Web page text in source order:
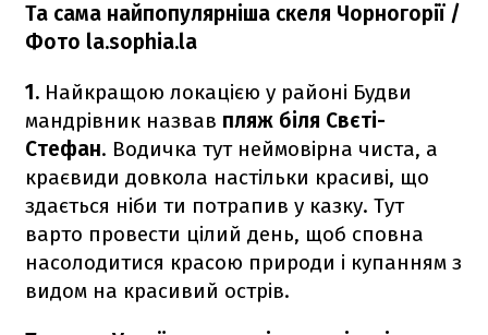
Та сама найпопулярніша скеля Чорногорії /
Фото la.sophia.la
1. Найкращою локацією у районі Будви
мандрівник назвав пляж біля Свєті-
Стефан. Водичка тут неймовірна чиста, а
краєвиди довкола настільки красиві, що
здається ніби ти потрапив у казку. Тут
варто провести цілий день, щоб сповна
насолодитися красою природи і купанням з
видом на красивий острів.